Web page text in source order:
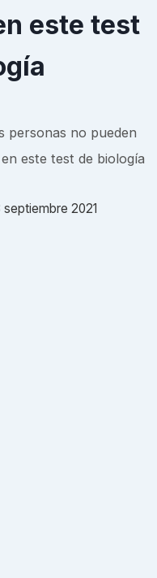
este test
personas no pueden
este test de biología
septiembre 2021